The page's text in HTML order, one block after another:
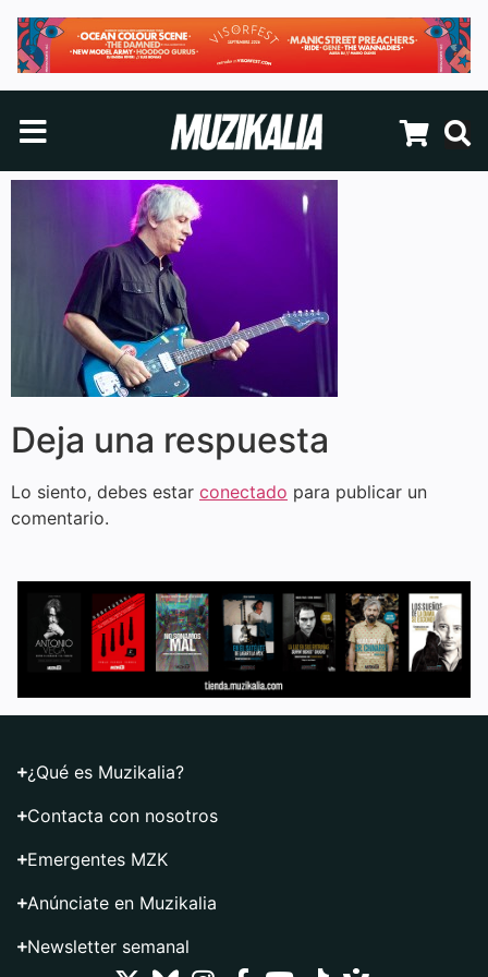
Deja una respuesta
Lo siento, debes estar conectado para publicar un
comentario.
¿Qué es Muzikalia?
Contacta con nosotros
Emergentes MZK
Anúnciate en Muzikalia
Newsletter semanal